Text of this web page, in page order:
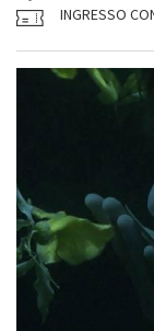
INGRESSO